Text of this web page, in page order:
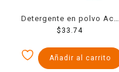
Detergente en polvo Ace
naturals aroma a
$ 33.74
Añadir al carrito